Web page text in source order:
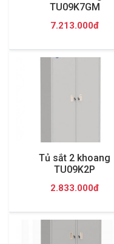
TU09K7GM
7.213.000đ
Tủ sắt 2 khoang
TU09K2P
2.833.000đ